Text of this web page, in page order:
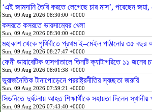
‘এই জামদানি তৈরি করতে লেগেছে চার মাস’, পরেছেন জয়া,
Sun, 09 Aug 2026 08:30:00 +0000
কসরতে কসরতে ভারসাম্যের খেলা
Sun, 09 Aug 2026 08:30:00 +0000
মহাকাশ থেকে পৃথিবীতে প্রথম ই–মেইল পাঠানোর ৩৫
Sun, 09 Aug 2026 08:27:47 +0000
ফেনী ডায়াবেটিক হাসপাতালে তিনটি ক্যাটাগরিতে ১১ জনের
Sun, 09 Aug 2026 08:01:38 +0000
ভূরাজনৈতিক টানাপোড়েনে পররাষ্ট্রনীতির স্বচ্ছতা জরুরি
Sun, 09 Aug 2026 07:59:21 +0000
সিডনিতে দুর্ঘটনায় আহত শিক্ষার্থীকে সহায়তা দিলেন স্থানীয়
Sun, 09 Aug 2026 07:43:40 +0000